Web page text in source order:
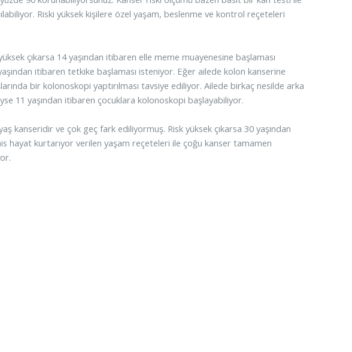
Riski yüksek kişilere özel yaşam, beslenme ve kontrol reçeteleri
çıkarsa 14 yaşından itibaren elle meme muayenesine başlaması
itibaren tetkike başlaması isteniyor. Eğer ailede kolon kanserine
bir kolonoskopi yaptırılması tavsiye ediliyor. Ailede birkaç nesilde arka
11 yaşından itibaren çocuklara kolonoskopi başlayabiliyor.
kanseridir ve çok geç fark ediliyormuş. Risk yüksek çıkarsa 30 yaşından
hayat kurtarıyor verilen yaşam reçeteleri ile çoğu kanser tamamen